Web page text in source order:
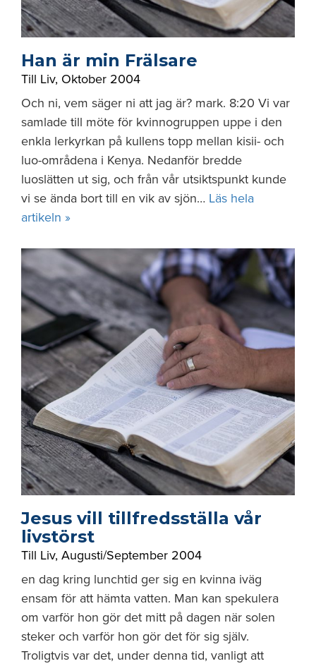
Han är min Frälsare
Till Liv, Oktober 2004
Och ni, vem säger ni att jag är? mark. 8:20 Vi var
samlade till möte för kvinnogruppen uppe i den
enkla lerkyrkan på kullens topp mellan kisii- och
luo-områdena i Kenya. Nedanför bredde
luoslätten ut sig, och från vår utsiktspunkt kunde
vi se ända bort till en vik av sjön… Läs hela
artikeln »
Jesus vill tillfredsställa vår
livstörst
Till Liv, Augusti/September 2004
en dag kring lunchtid ger sig en kvinna iväg
ensam för att hämta vatten. Man kan spekulera
om varför hon gör det mitt på dagen när solen
steker och varför hon gör det för sig själv.
Troligtvis var det, under denna tid, vanligt att